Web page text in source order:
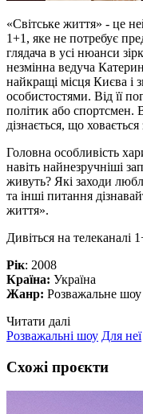
«Світське життя» - це
1+1, яке не потребує
глядача в усі нюанси
незмінна ведуча
найкращі місця Києва і
особистостями. Від її
політик або спортсмен.
дізнається, що
Головна особливість
навіть найнезручніші
живуть? Які заходи
та інші питання
життя».
Дивіться на телеканалі
Рік: 2008
Країна: Україна
Жанр: Розважальне шоу
Читати далі
Розважальні шоу Для неї
Схожі проєкти